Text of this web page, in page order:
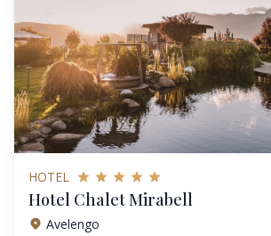
HOTEL
Hotel Chalet Mirabell
Avelengo